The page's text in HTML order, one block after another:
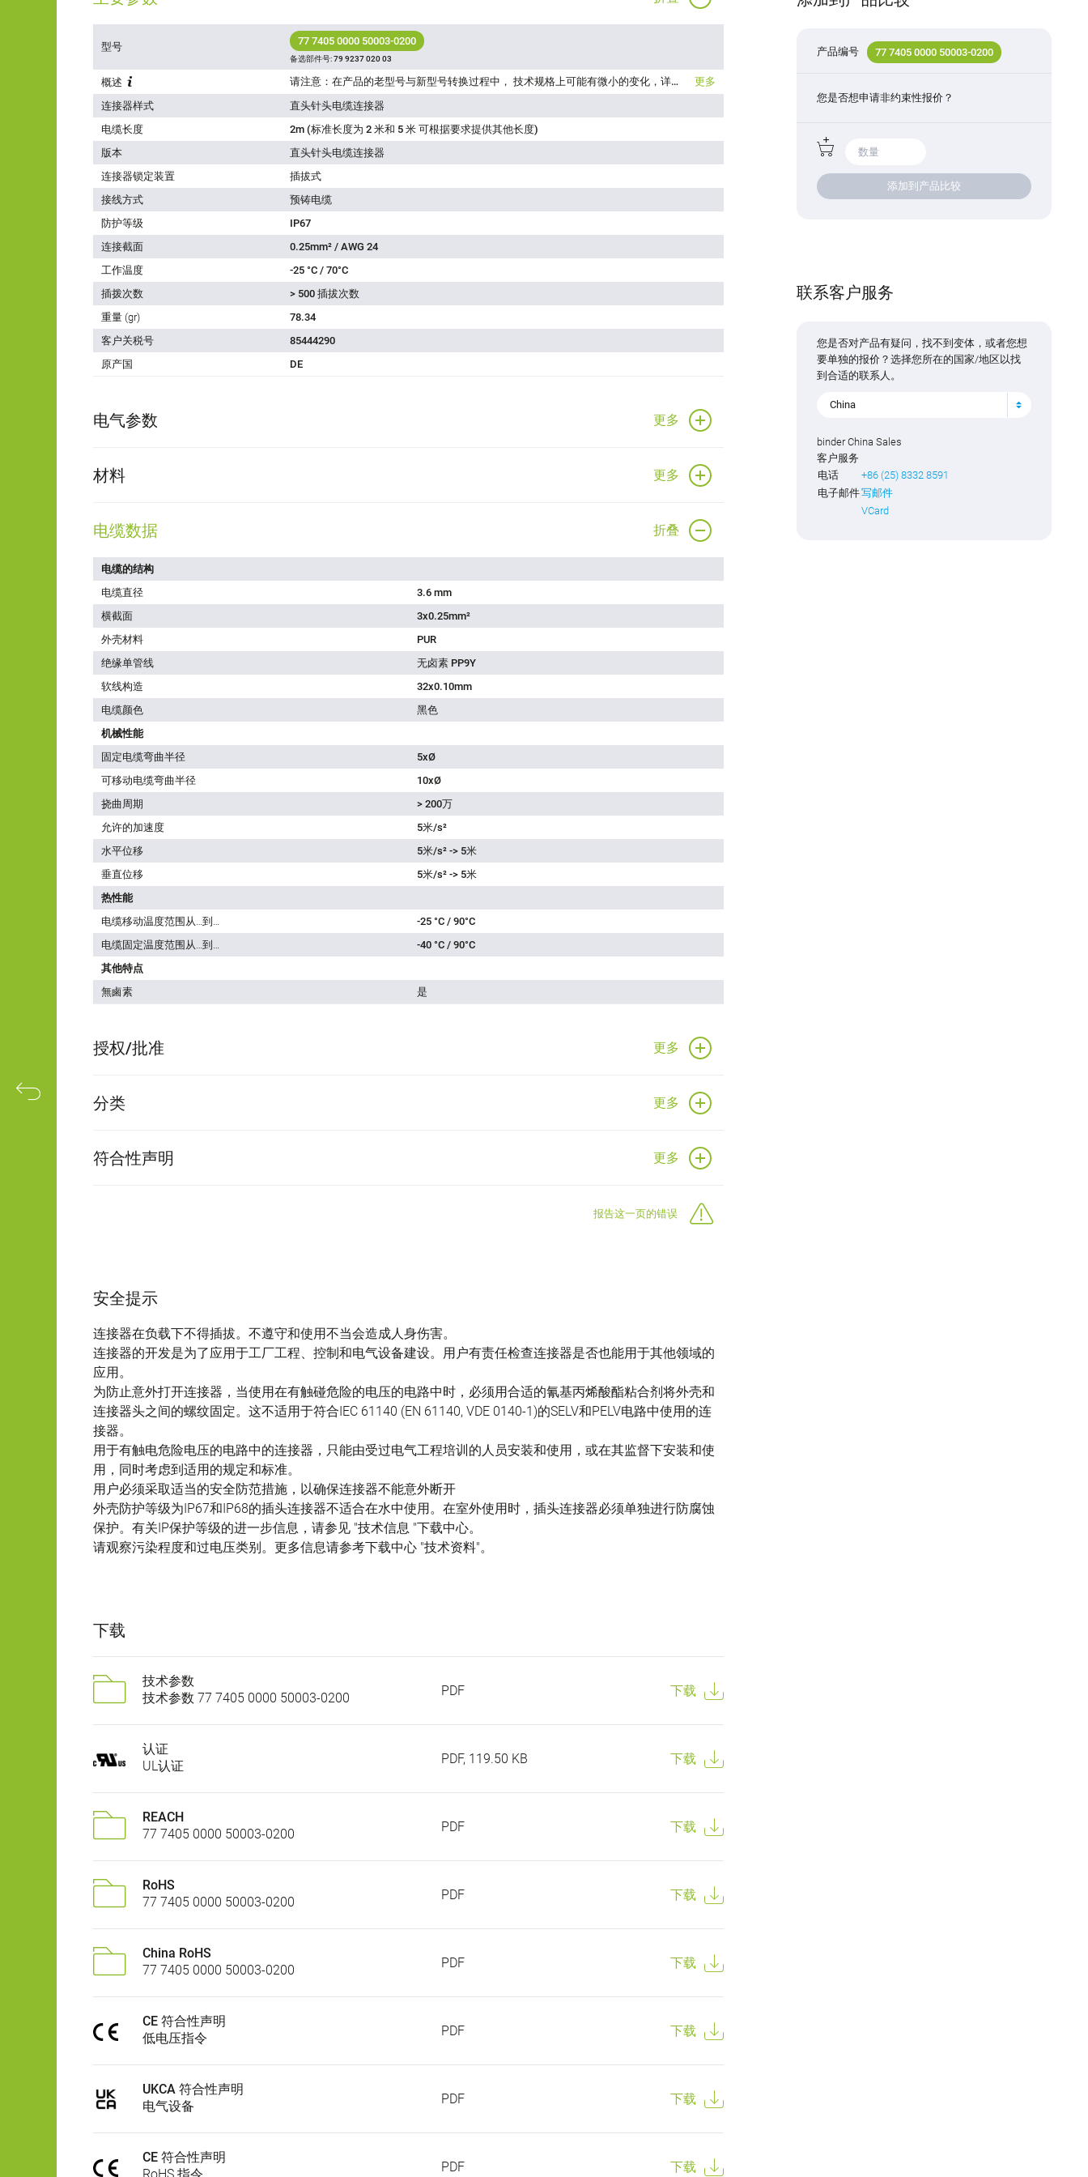
型号 77 7405 0000 50003-0200
备选部件号:79 9237 020 03
概述 请注意：在产品的老型号与新型号转换过程中， 技术规格上可能有微小的变化，详细情况请联系我们的客户，联系方式见网站右上方“联系我们”.
更多
连接器样式
直头针头电缆连接器
电缆长度
2m (标准长度为 2 米和 5 米 可根据要求提供其他长度)
版本
直头针头电缆连接器
连接器锁定装置
插拔式
接线方式
预铸电缆
防护等级
IP67
连接截面
0.25mm² / AWG 24
工作温度
-25 °C / 70°C
插拨次数
> 500 插拔次数
重量 (gr)
78.34
客户关税号
85444290
原产国
DE
电气参数 更多
材料 更多
电缆数据 折叠
电缆的结构
电缆直径
3.6 mm
横截面
3x0.25mm²
外壳材料
PUR
绝缘单管线
无卤素 PP9Y
软线构造
32x0.10mm
电缆颜色
黑色
机械性能
固定电缆弯曲半径
5xØ
可移动电缆弯曲半径
10xØ
挠曲周期
> 200万
允许的加速度
5米/s²
水平位移
5米/s² -> 5米
垂直位移
5米/s² -> 5米
热性能
电缆移动温度范围从…到…
-25 °C / 90°C
电缆固定温度范围从…到…
-40 °C / 90°C
其他特点
無鹵素
是
授权/批准 更多
分类 更多
符合性声明 更多
报告这一页的错误
安全提示
连接器在负载下不得插拔。不遵守和使用不当会造成人身伤害。
连接器的开发是为了应用于工厂工程、控制和电气设备建设。用户有责任检查连接器是否也能用于其他领域的
应用。
为防止意外打开连接器，当使用在有触碰危险的电压的电路中时，必须用合适的氰基丙烯酸酯粘合剂将外壳和
连接器头之间的螺纹固定。这不适用于符合IEC 61140 (EN 61140, VDE 0140-1)的SELV和PELV电路中使用的连
接器。
用于有触电危险电压的电路中的连接器，只能由受过电气工程培训的人员安装和使用，或在其监督下安装和使
用，同时考虑到适用的规定和标准。
用户必须采取适当的安全防范措施，以确保连接器不能意外断开
外壳防护等级为IP67和IP68的插头连接器不适合在水中使用。在室外使用时，插头连接器必须单独进行防腐蚀
保护。有关IP保护等级的进一步信息，请参见 "技术信息 "下载中心。
请观察污染程度和过电压类别。更多信息请参考下载中心 "技术资料"。
下载
技术参数
技术参数 77 7405 0000 50003-0200
PDF 下载
认证
UL认证
PDF, 119.50 KB 下载
REACH
77 7405 0000 50003-0200
PDF 下载
RoHS
77 7405 0000 50003-0200
PDF 下载
China RoHS
77 7405 0000 50003-0200
PDF 下载
CE 符合性声明
低电压指令
PDF 下载
UKCA 符合性声明
电气设备
PDF 下载
CE 符合性声明
PDF 下载
产品编号 77 7405 0000 50003-0200
您是否想申请非约束性报价？
添加到产品比较
联系客户服务
您是否对产品有疑问，找不到变体，或者您想
要单独的报价？选择您所在的国家/地区以找
到合适的联系人。
China
binder China Sales
客户服务
电话
+86 (25) 8332 8591
电子邮件写邮件
VCard